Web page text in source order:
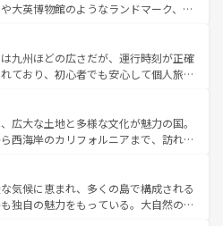
域にも魅力が溢れており、どの街角に
とそれぞれで全く異なる文化を体験で
ろう。 なお、新着のフランス情報はコンテンツ一覧
ワイン畑といった風景は必見。ビール
体験してほしい。 なお、新着の
ンツ一覧を参照してほしい。
大英博物館のようなランドマーク、歴
力がある。また、優雅なアフタヌーン
にはたまらない英国パブ、サッカー観
こそできる体験も豊富。イギリスを旅
ほしい。
九州ほどの広さだが、運行時刻が正確
ており、初心者でも安心して個人旅行
る町や、スイスならではのユニークな
プス観光だけでなく町歩きも満喫する
の所得が高いため物価も高いが、旅行
を楽しむこともできる。 なお、新
コンテンツ一覧 を参照してほしい。
広大な土地と多様な文化が魅力の国。
西海岸のカリフォルニアまで、訪れる
、観光、ショッピング、エンターテイ
刺激的なスポットだ。一方、アメリカ
がり、グランドキャニオンやイエロー
気候に恵まれ、多くの島で構成される
独自の魅力をもっている。大自然の神